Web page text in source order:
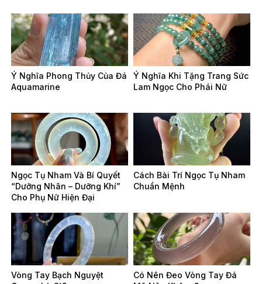
Ý Nghĩa Phong Thủy Của Đá
Aquamarine
Ý Nghĩa Khi Tặng Trang Sức
Lam Ngọc Cho Phái Nữ
Ngọc Tụ Nham Và Bí Quyết
“Dưỡng Nhân – Dưỡng Khí”
Cho Phụ Nữ Hiện Đại
Cách Bài Trí Ngọc Tụ Nham
Chuẩn Mệnh
Vòng Tay Bạch Nguyệt
Có Nên Đeo Vòng Tay Đá